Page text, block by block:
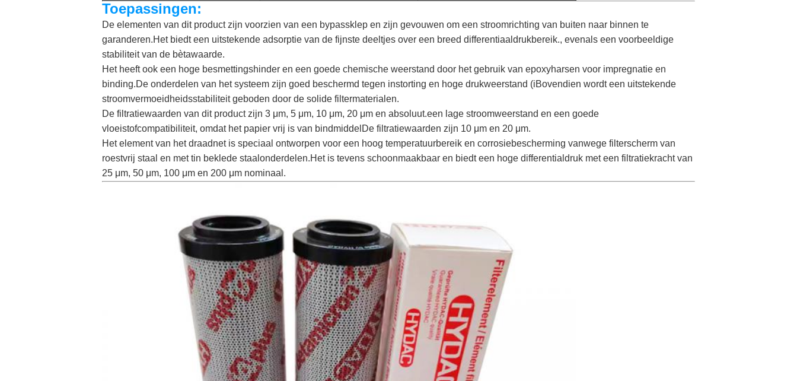
Toepassingen:
De elementen van dit product zijn voorzien van een bypassklep en zijn gevouwen om een stroomrichting van buiten naar binnen te
garanderen.Het biedt een uitstekende adsorptie van de fijnste deeltjes over een breed differentiaaldrukbereik., evenals een voorbeeldige
stabiliteit van de bètawaarde.
Het heeft ook een hoge besmettingshinder en een goede chemische weerstand door het gebruik van epoxyharsen voor impregnatie en
binding.De onderdelen van het systeem zijn goed beschermd tegen instorting en hoge drukweerstand (iBovendien wordt een uitstekende
stroomvermoeidheidsstabiliteit geboden door de solide filtermaterialen.
De filtratiewaarden van dit product zijn 3 μm, 5 μm, 10 μm, 20 μm en absoluut.een lage stroomweerstand en een goede
vloeistofcompatibiliteit, omdat het papier vrij is van bindmiddelDe filtratiewaarden zijn 10 μm en 20 μm.
Het element van het draadnet is speciaal ontworpen voor een hoog temperatuurbereik en corrosiebescherming vanwege filterscherm van
roestvrij staal en met tin beklede staalonderdelen.Het is tevens schoonmaakbaar en biedt een hoge differentialdruk met een filtratiekracht van
25 μm, 50 μm, 100 μm en 200 μm nominaal.